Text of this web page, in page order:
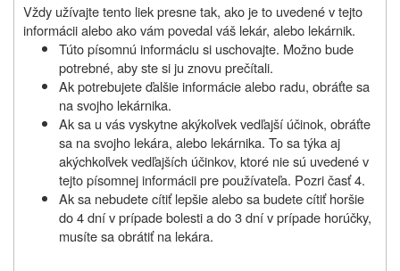
Vždy užívajte tento liek presne tak, ako je to uvedené v tejto
informácii alebo ako vám povedal váš lekár, alebo lekárnik.
Túto písomnú informáciu si uschovajte. Možno bude
potrebné, aby ste si ju znovu prečítali.
Ak potrebujete ďalšie informácie alebo radu, obráťte sa
na svojho lekárnika.
Ak sa u vás vyskytne akýkoľvek vedľajší účinok, obráťte
sa na svojho lekára, alebo lekárnika. To sa týka aj
akýchkoľvek vedľajších účinkov, ktoré nie sú uvedené v
tejto písomnej informácii pre používateľa. Pozri časť 4.
Ak sa nebudete cítiť lepšie alebo sa budete cítiť horšie
do 4 dní v prípade bolesti a do 3 dní v prípade horúčky,
musíte sa obrátiť na lekára.